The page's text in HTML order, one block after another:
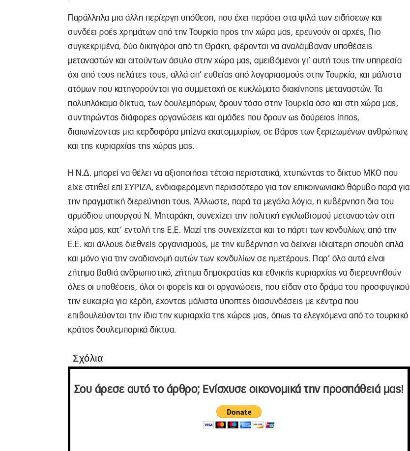
Παράλληλα μια άλλη περίεργη υπόθεση, που έχει περάσει στα ψιλά των ειδήσεων και
συνδέει ροές χρημάτων από την Τουρκία προς την χώρα μας, ερευνούν οι αρχές, Πιο
συγκεκριμένα, δύο δικηγόροι από τη Θράκη, φέρονται να αναλάμβαναν υποθέσεις
μεταναστών και αιτούντων άσυλο στην χώρα μας, αμειβόμενοι γι’ αυτή τους την υπηρεσία
όχι από τους πελάτες τους, αλλά απ’ ευθείας από λογαριασμούς στην Τουρκία, και μάλιστα
ατόμων που κατηγορούνται για συμμετοχή σε κυκλώματα διακίνησης μεταναστών. Τα
πολυπλόκαμα δίκτυα, των δουλεμπόρων, δρουν τόσο στην Τουρκία όσο και στη χώρα μας,
συντηρώντας διάφορες οργανώσεις και ομάδες που δρουν ως δούρειος ίππος,
διαιωνίζοντας μια κερδοφόρα μπίζνα εκατομμυρίων, σε βάρος των ξεριζωμένων ανθρώπων,
και της κυριαρχίας της χώρας μας.
Η Ν.Δ. μπορεί να θέλει να αξιοποιήσει τέτοια περιστατικά, χτυπώντας το δίκτυο ΜΚΟ που
είχε στηθεί επί ΣΥΡΙΖΑ, ενδιαφερόμενη περισσότερο για τον επικοινωνιακό θόρυβο παρά για
την πραγματική διερεύνηση τους. Άλλωστε, παρά τα μεγάλα λόγια, η κυβέρνηση δια του
αρμόδιου υπουργού Ν. Μηταράκη, συνεχίζει την πολιτική εγκλωβισμού μεταναστών στη
χώρα μας, κατ’ εντολή της Ε.Ε. Μαζί της συνεχίζεται και το πάρτι των κονδυλίων, από την
Ε.Ε. και άλλους διεθνείς οργανισμούς, με την κυβέρνηση να δείχνει ιδιαίτερη σπουδή απλά
και μόνο για την αναδιανομή αυτών των κονδυλίων σε ημετέρους. Παρ’ όλα αυτά είναι
ζήτημα βαθιά ανθρωπιστικό, ζήτημα δημοκρατίας και εθνικής κυριαρχίας να διερευνηθούν
όλες οι υποθέσεις, όλοι οι φορείς και οι οργανώσεις, που είδαν στο δράμα του προσφυγικού
την ευκαιρία για κέρδη, έχοντας μάλιστα ύποπτες διασυνδέσεις με κέντρα που
επιβουλεύονται την ίδια την κυριαρχία της χώρας μας, όπως τα ελεγχόμενα από το τουρκικό
κράτος δουλεμπορικά δίκτυα.
Σχόλια
Σου άρεσε αυτό το άρθρο; Ενίσχυσε οικονομικά την προσπάθειά μας!